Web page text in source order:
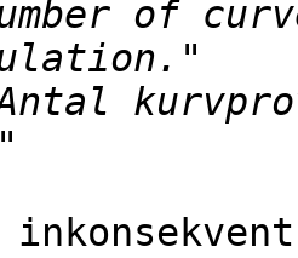
of